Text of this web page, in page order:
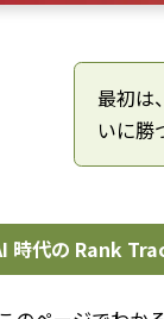
最初は
いに勝
時代の Rank